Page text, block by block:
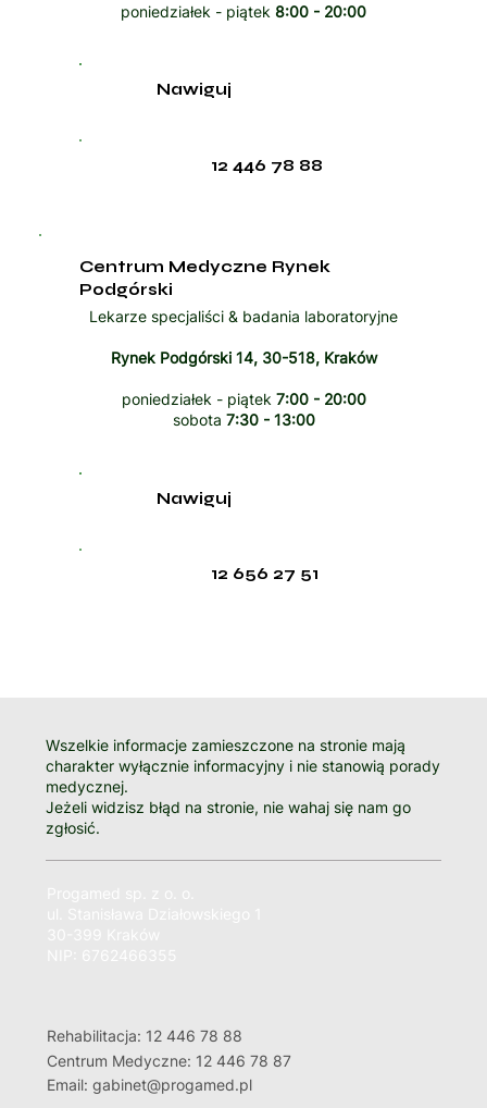
poniedziałek - piątek 8:00 - 20:00
12 446 78 88
Nawiguj
Centrum Medyczne Rynek
Podgórski
Lekarze specjaliści & badania laboratoryjne
Rynek Podgórski 14, 30-518, Kraków
poniedziałek - piątek 7:00 - 20:00
sobota 7:30 - 13:00
12 656 27 51
Nawiguj
Wszelkie informacje zamieszczone na stronie mają
charakter wyłącznie informacyjny i nie stanowią porady
medycznej.
Jeżeli widzisz błąd na stronie, nie wahaj się nam go
zgłosić.
Rehabilitacja: 12 446 78 88
Centrum Medyczne: 12 446 78 87
Email: gabinet@progamed.pl